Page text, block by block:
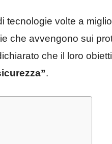
tecnologie volte a
che avvengono sui
che il loro
.